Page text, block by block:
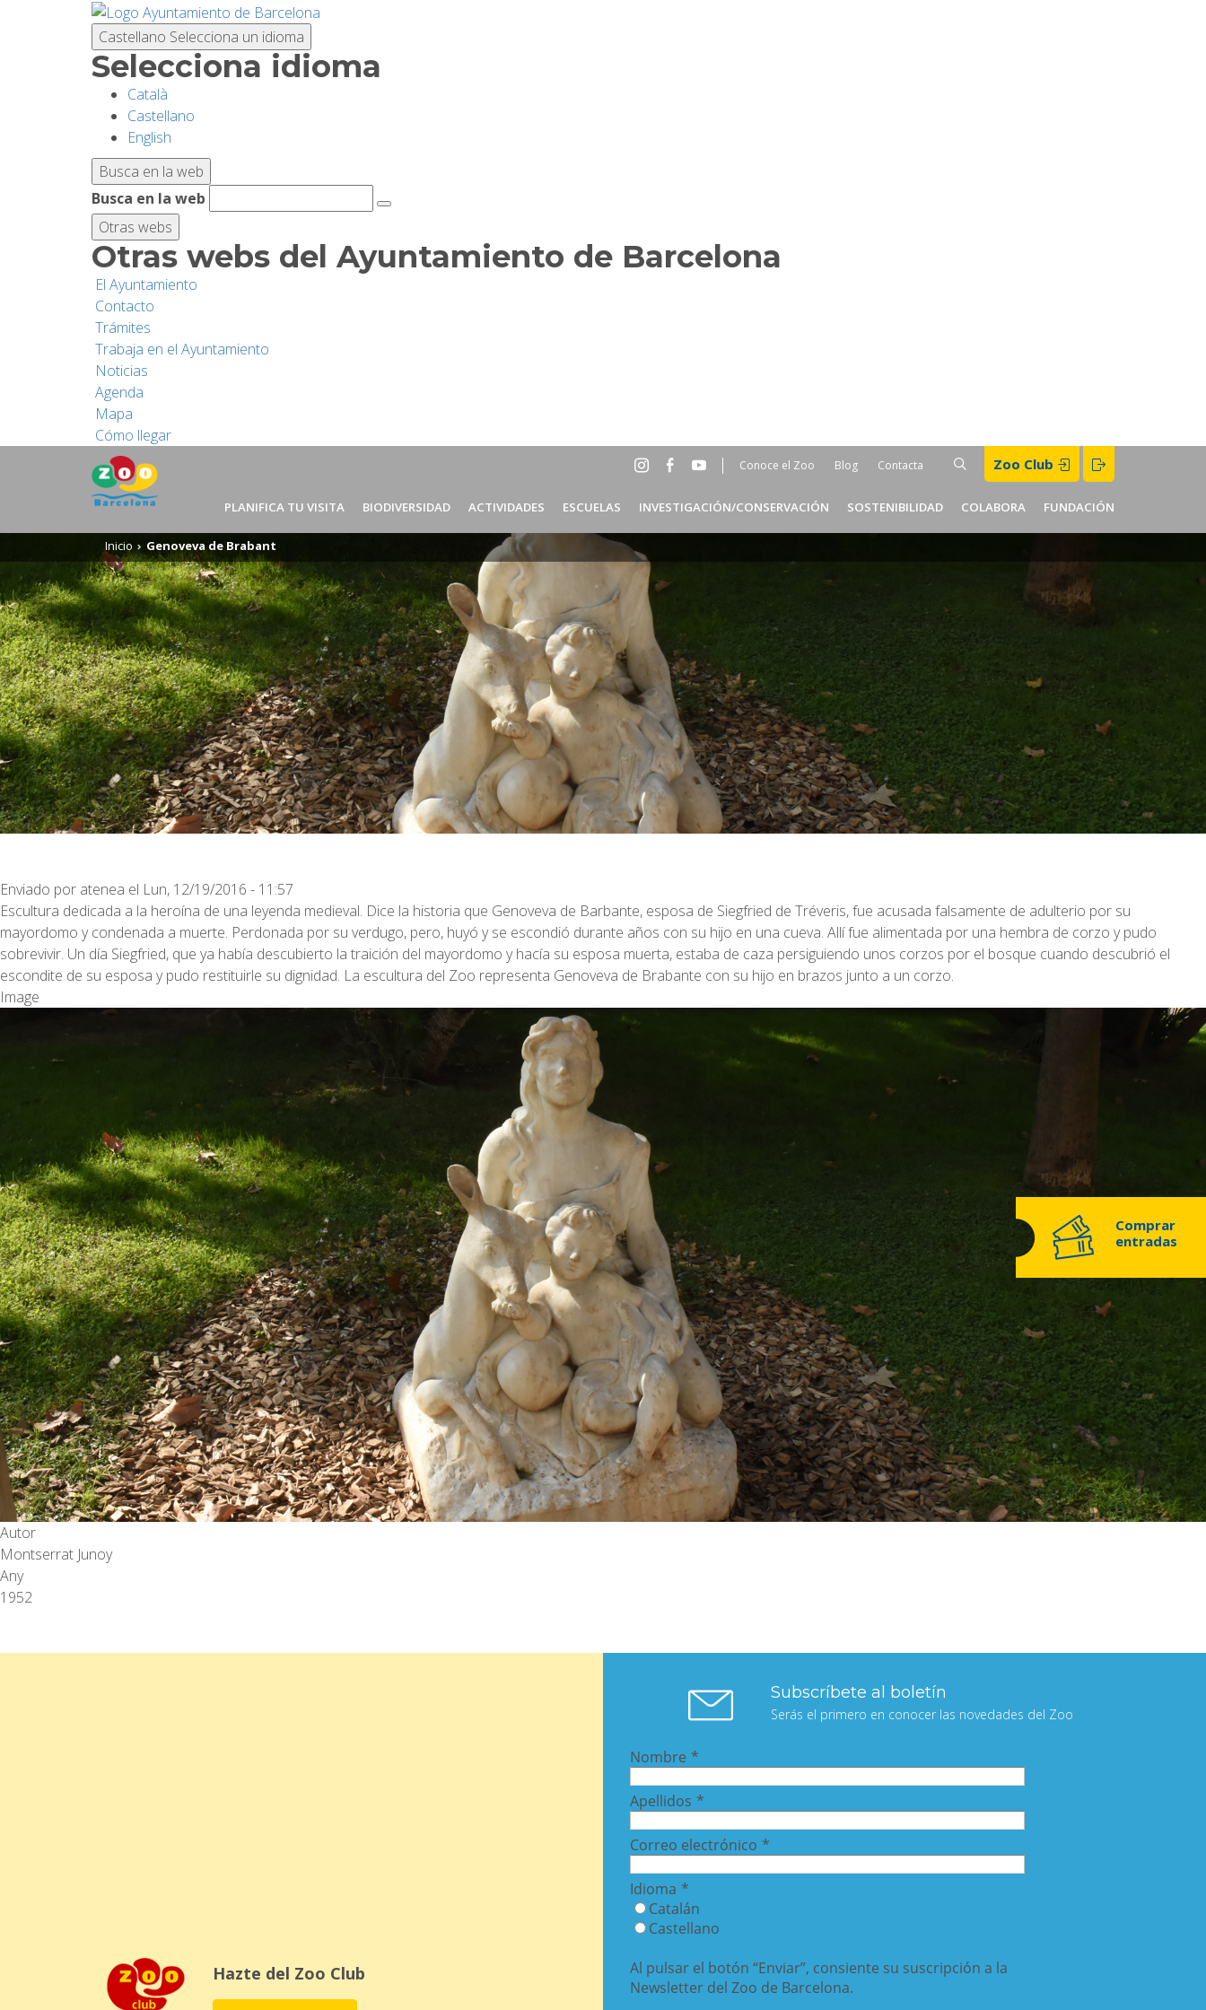
Castellano Selecciona un idioma
Selecciona idioma
Català
Castellano
English
Busca en la web
Busca en la web
Otras webs
Otras webs del Ayuntamiento de Barcelona
El Ayuntamiento
Contacto
Trámites
Trabaja en el Ayuntamiento
Noticias
Agenda
Mapa
Cómo llegar
Social
Menu
Header
Header
ES
Conoce el Zoo Blog Contacta BUSCAR
Zoo Club
PLANIFICA TU VISITA BIODIVERSIDAD ACTIVIDADES ESCUELAS INVESTIGACIÓN/CONSERVACIÓN SOSTENIBILIDAD COLABORA FUNDACIÓN
Inicio Genoveva de Brabant
Comprar
entradas
Enviado por atenea el Lun, 12/19/2016 - 11:57
Escultura dedicada a la heroína de una leyenda medieval. Dice la historia que Genoveva de Barbante, esposa de Siegfried de Tréveris, fue acusada falsamente de adulterio por su
mayordomo y condenada a muerte. Perdonada por su verdugo, pero, huyó y se escondió durante años con su hijo en una cueva. Allí fue alimentada por una hembra de corzo y pudo
sobrevivir. Un día Siegfried, que ya había descubierto la traición del mayordomo y hacía su esposa muerta, estaba de caza persiguiendo unos corzos por el bosque cuando descubrió el
escondite de su esposa y pudo restituirle su dignidad. La escultura del Zoo representa Genoveva de Brabante con su hijo en brazos junto a un corzo.
Image
Autor
Montserrat Junoy
Any
1952
Hazte del Zoo Club
Subscríbete al boletín
Serás el primero en conocer las novedades del Zoo